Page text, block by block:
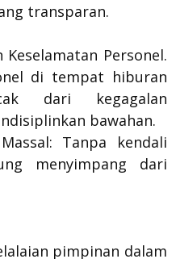
transparan.
Personel.
di tempat hiburan
dari kegagalan
bawahan.
Tanpa kendali
menyimpang dari
pimpinan dalam